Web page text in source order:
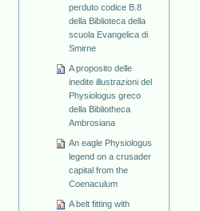
perduto codice B.8
della Biblioteca della
scuola Evangelica di
Smirne
A proposito delle
inedite illustrazioni del
Physiologus greco
della Bibliotheca
Ambrosiana
An eagle Physiologus
legend on a crusader
capital from the
Coenaculum
A belt fitting with